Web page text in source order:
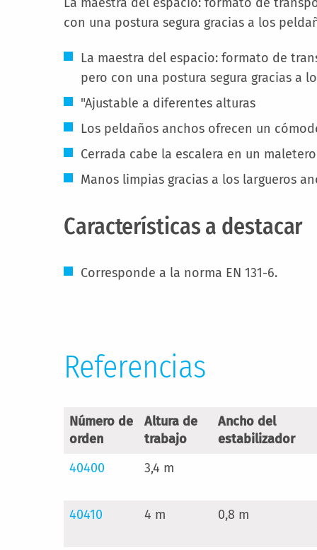
con una postura segura gracias a los
La maestra del espacio: formato de
pero con una postura segura gracias a
"Ajustable a diferentes alturas
Los peldaños anchos ofrecen un
Cerrada cabe la escalera en un
Manos limpias gracias a los largueros
Características a destacar
Corresponde a la norma EN 131-6.
Referencias
Número de
orden
Altura de
trabajo
Ancho del
estabilizador
40400 3,4 m
40410
4 m 0,8 m